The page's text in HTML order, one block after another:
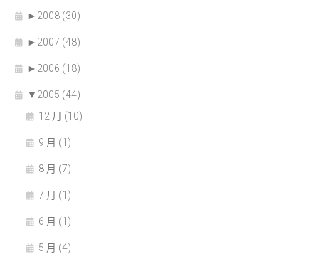
► 2008 (30)
► 2007 (48)
► 2006 (18)
▼ 2005 (44)
12 月 (10)
9 月 (1)
8 月 (7)
7 月 (1)
6 月 (1)
5 月 (4)